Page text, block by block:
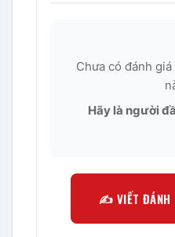
Chưa có đánh
Hãy là người
✍️ VIẾT ĐÁNH